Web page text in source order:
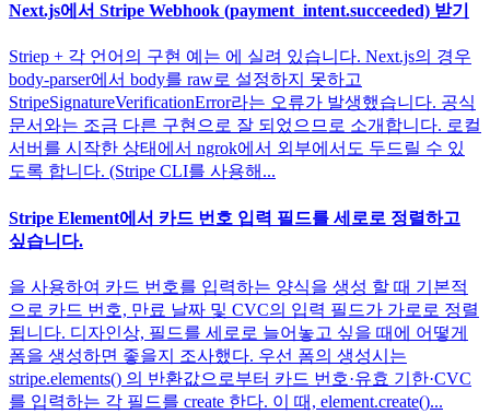
Next.js에서 Stripe Webhook (payment_intent.succeeded) 받기
Striep + 각 언어의 구현 예는 에 실려 있습니다. Next.js의 경우
body-parser에서 body를 raw로 설정하지 못하고
StripeSignatureVerificationError라는 오류가 발생했습니다. 공식
문서와는 조금 다른 구현으로 잘 되었으므로 소개합니다. 로컬
서버를 시작한 상태에서 ngrok에서 외부에서도 두드릴 수 있
도록 합니다. (Stripe CLI를 사용해...
Stripe Element에서 카드 번호 입력 필드를 세로로 정렬하고
싶습니다.
을 사용하여 카드 번호를 입력하는 양식을 생성 할 때 기본적
으로 카드 번호, 만료 날짜 및 CVC의 입력 필드가 가로로 정렬
됩니다. 디자인상, 필드를 세로로 늘어놓고 싶을 때에 어떻게
폼을 생성하면 좋을지 조사했다. 우선 폼의 생성시는
stripe.elements() 의 반환값으로부터 카드 번호·유효 기한·CVC
를 입력하는 각 필드를 create 한다. 이 때, element.create()...